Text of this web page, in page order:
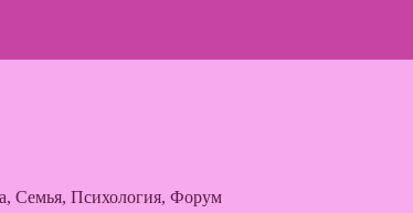
Психология, Форум